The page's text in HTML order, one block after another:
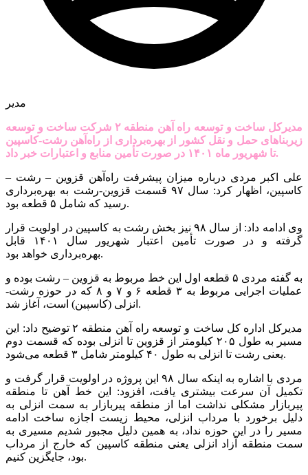
مدیر
مدیرکل ساخت و توسعه راه آهن منطقه ۲ شرکت ساخت و توسعه
زیربناهای حمل و نقل کشور از بهره‌برداری از راه‌آهن رشت-کاسپین
تا شهریور ماه ۱۴۰۱ در صورت تأمین منابع و اعتبارات خبر داد.
علی اکبر مردی درباره میزان پیشرفت راه‌آهن قزوین – رشت –
کاسپین، اظهار کرد: سال ۹۷ قسمت قزوین-رشت به بهره‌برداری
رسید که شامل ۵ قطعه بود.
وی ادامه داد: از سال ۹۸ نیز بخش رشت به کاسپین در اولویت قرار
گرفته و در صورت تأمین اعتبار شهریور سال ۱۴۰۱ قابل
بهره‌برداری خواهد بود.
به گفته مردی ۵ قطعه اول این خط مربوط به قزوین – رشت بوده و
عملیات اجرایی مربوط به ۳ قطعه ۶ و ۷ و ۸ که در حوزه رشت-
انزلی (کاسپین) است، آغاز شد.
مدیرکل اداره کل ساخت و توسعه راه آهن منطقه ۲ توضیح داد: این
مسیر به طول ۲۰۵ کیلومتر از قزوین تا انزلی بوده که قسمت دوم
یعنی رشت تا انزلی به طول ۴۰ کیلومتر شامل ۳ قطعه می‌شود.
مردی با اشاره به اینکه سال ۹۸ این پروژه در اولویت قرار گرفت و
تکمیل آن سرعت بیشتری یافت، افزود: این خط آهن تا منطقه
پیربازار مشکلی نداشت اما از منطقه پیربازار به سمت انزلی به
دلیل برخورد با مرداب انزلی، محیط زیست اجازه ساخت ادامه
مسیر را در این حوزه نداد، به همین دلیل مجبور شدیم مسیری به
سمت منطقه آزاد انزلی یعنی منطقه کاسپین که خارج از مرداب
بود، جایگزین کنیم.